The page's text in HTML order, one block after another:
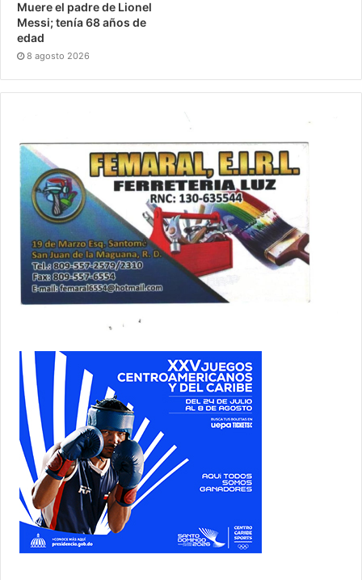
Muere el padre de Lionel
Messi; tenía 68 años de
edad
8 agosto 2026